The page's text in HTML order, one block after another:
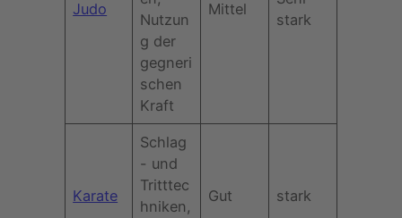
Judo
Nutzun
g der
gegneri
schen
Kraft
Mittel
stark
Karate
Schlag
- und
Tritttec
hniken,
Gut stark